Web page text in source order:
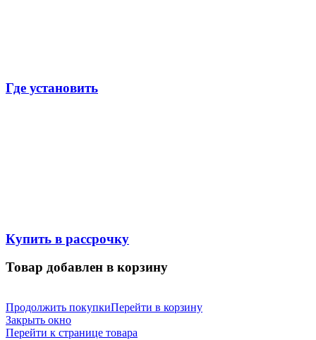
Где установить
Купить в рассрочку
Товар добавлен в корзину
Продолжить покупкиПерейти в корзину
Закрыть окно
Перейти к странице товара